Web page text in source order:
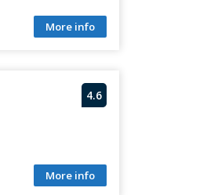
More info
4.6
More info